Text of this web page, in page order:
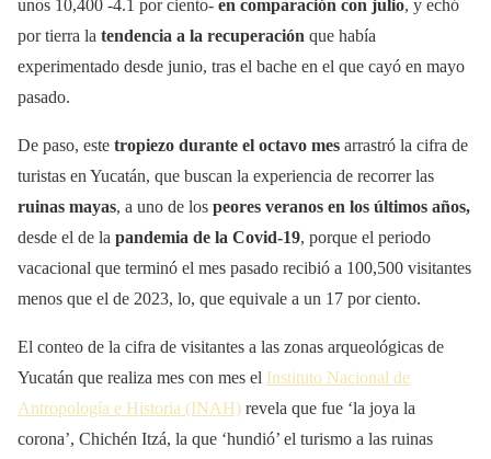
unos 10,400 -4.1 por ciento- en comparación con julio, y echó
por tierra la tendencia a la recuperación que había
experimentado desde junio, tras el bache en el que cayó en mayo
pasado.
De paso, este tropiezo durante el octavo mes arrastró la cifra de
turistas en Yucatán, que buscan la experiencia de recorrer las
ruinas mayas, a uno de los peores veranos en los últimos años,
desde el de la pandemia de la Covid-19, porque el periodo
vacacional que terminó el mes pasado recibió a 100,500 visitantes
menos que el de 2023, lo, que equivale a un 17 por ciento.
El conteo de la cifra de visitantes a las zonas arqueológicas de
Yucatán que realiza mes con mes el Instituto Nacional de
Antropología e Historia (INAH) revela que fue ‘la joya la
corona’, Chichén Itzá, la que ‘hundió’ el turismo a las ruinas